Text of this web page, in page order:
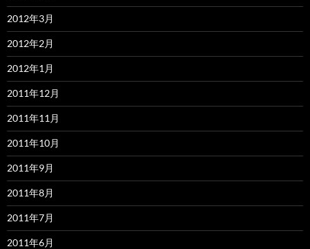
2012年3月
2012年2月
2012年1月
2011年12月
2011年11月
2011年10月
2011年9月
2011年8月
2011年7月
2011年6月